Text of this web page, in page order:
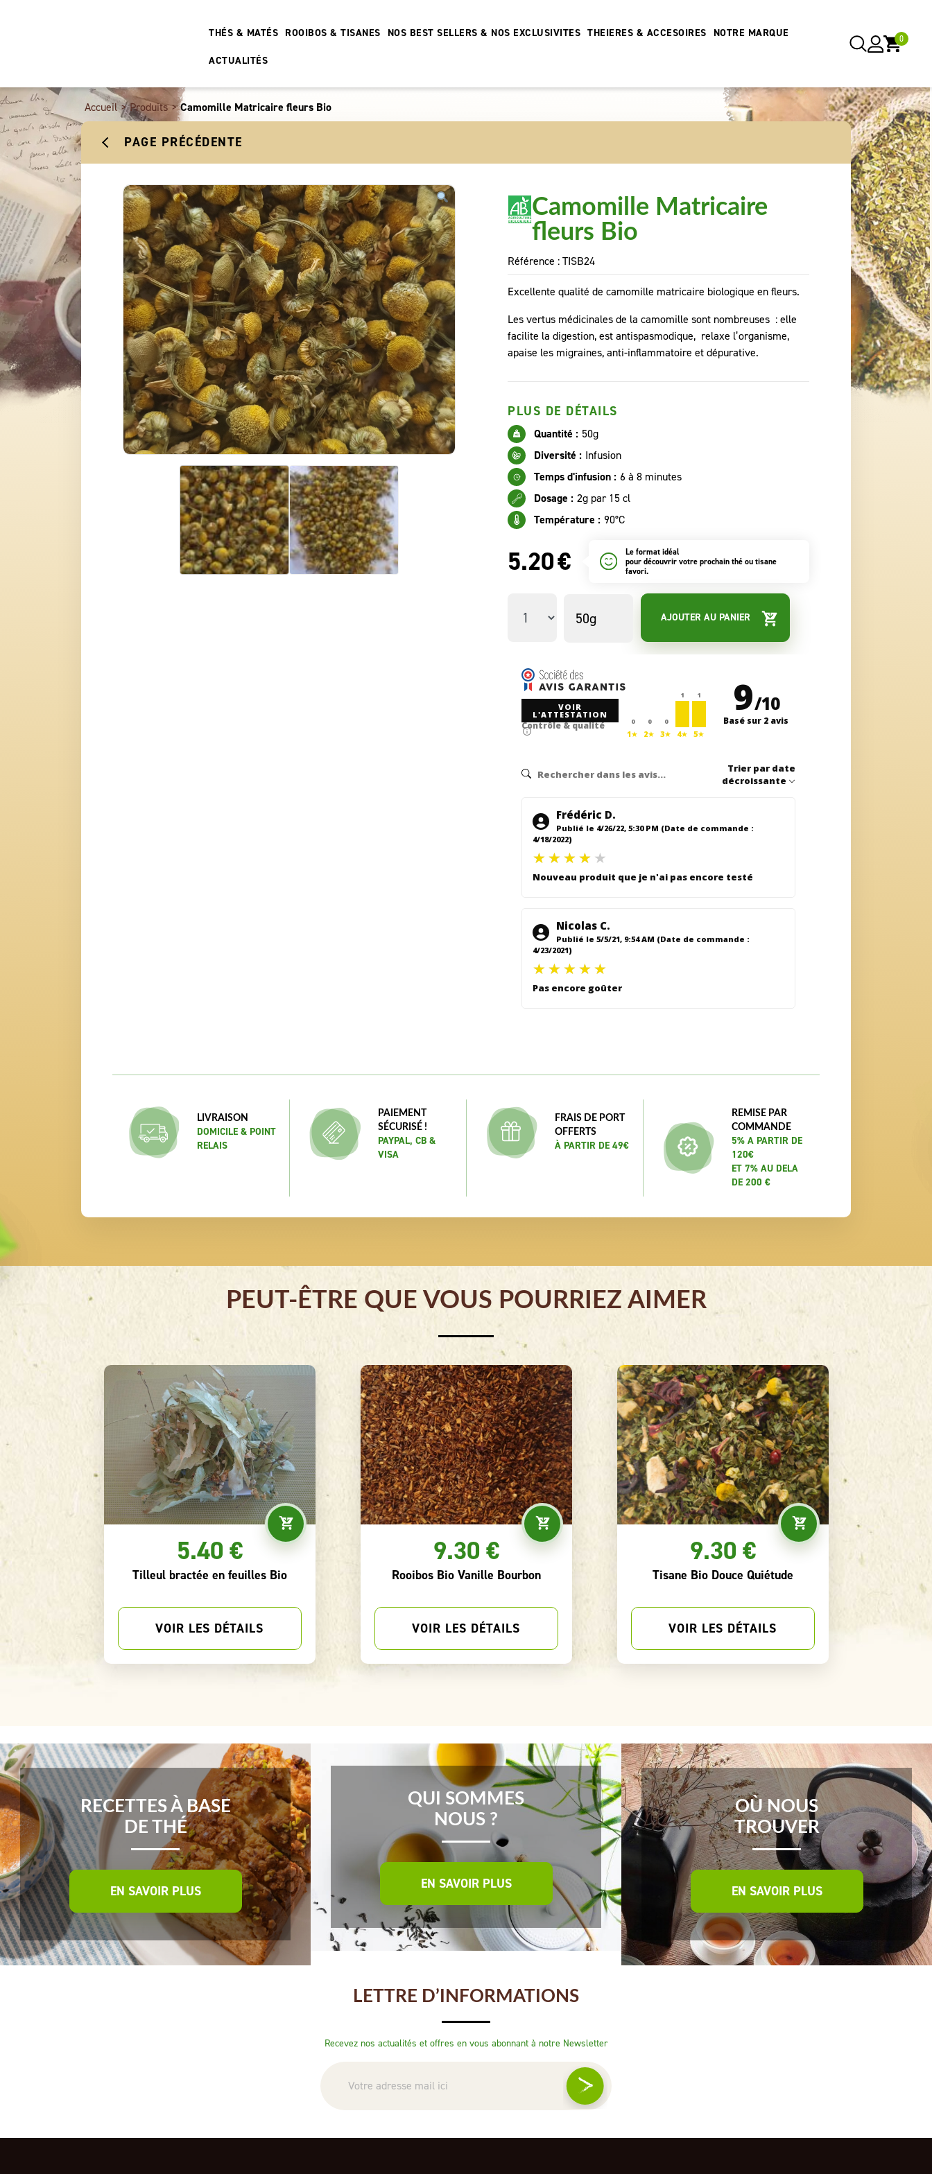
THÉS & MATÉS ROOIBOS & TISANES NOS BEST SELLERS & NOS EXCLUSIVITES THEIERES & ACCESOIRES NOTRE MARQUE
ACTUALITÉS
0
Accueil > Produits > Camomille Matricaire fleurs Bio
PAGE PRÉCÉDENTE
Camomille Matricaire
fleurs Bio
Référence :TISB24
Excellente qualité de camomille matricaire biologique en fleurs.
Les vertus médicinales de la camomille sont nombreuses : elle
facilite la digestion, est antispasmodique, relaxe l’organisme,
apaise les migraines, anti-inflammatoire et dépurative.
PLUS DE DÉTAILS
Quantité : 50g
Diversité : Infusion
Temps d'infusion : 6 à 8 minutes
Dosage : 2g par 15 cl
Température : 90°C
5.20€
Le format idéal
pour découvrir votre prochain thé ou tisane
favori.
AJOUTER AU PANIER
VOIR
L'ATTESTATION
Contrôle & qualité 0
1★
0
2★
0
3★
1
4★
1
5★
9/10
Basé sur 2 avis
Trier par date
décroissante
Frédéric D.
Publié le 4/26/22, 5:30 PM (Date de commande :
4/18/2022)
Nouveau produit que je n'ai pas encore testé
Nicolas C.
Publié le 5/5/21, 9:54 AM (Date de commande :
4/23/2021)
Pas encore goûter
LIVRAISON
DOMICILE & POINT
RELAIS
PAIEMENT
SÉCURISÉ !
PAYPAL, CB &
VISA
FRAIS DE PORT
OFFERTS
À PARTIR DE 49€
REMISE PAR
COMMANDE
5% A PARTIR DE
120€
ET 7% AU DELA
DE 200 €
PEUT-ÊTRE QUE VOUS POURRIEZ AIMER
9.30 €
Tisane Bio Douce Quiétude
VOIR LES DÉTAILS
9.80 €
Tisane Ayurvédique VATA Bio
VOIR LES DÉTAILS
7.90 €
Rooibos Chocolat Bio
VOIR LES DÉTAILS
RECETTES À BASE
DE THÉ
EN SAVOIR PLUS
QUI SOMMES
NOUS ?
EN SAVOIR PLUS
OÙ NOUS
TROUVER
EN SAVOIR PLUS
LETTRE D’INFORMATIONS
Recevez nos actualités et offres en vous abonnant à notre Newsletter